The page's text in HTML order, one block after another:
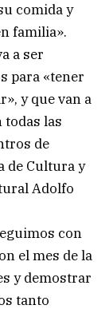
comida y
familia».
a ser
para «tener
y que van a
las
de
de Cultura y
Adolfo
con
el mes de la
y demostrar
tanto